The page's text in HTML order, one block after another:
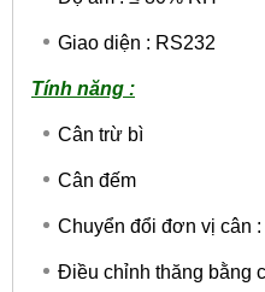
Giao diện : RS232
Tính năng :
Cân trừ bì
Cân đếm
Chuyển đổi đơn vị cân :
Điều chỉnh thăng bằng